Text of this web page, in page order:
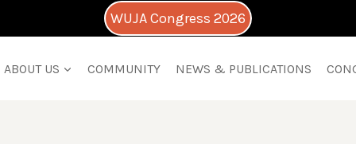
WUJA Congress 2026
ABOUT US COMMUNITY NEWS & PUBLICATIONS